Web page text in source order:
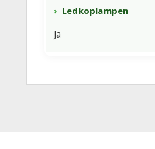
Ledkoplampen
Ja